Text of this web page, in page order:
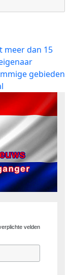
meer dan 15
gebieden
velden